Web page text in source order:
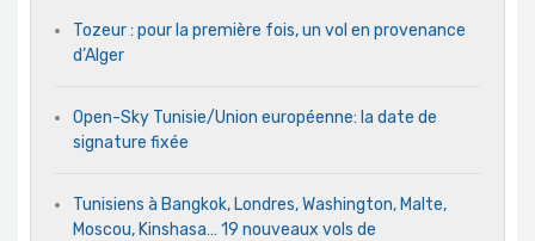
Tozeur : pour la première fois, un vol en provenance
d’Alger
Open-Sky Tunisie/Union européenne: la date de
signature fixée
Tunisiens à Bangkok, Londres, Washington, Malte,
Moscou, Kinshasa… 19 nouveaux vols de